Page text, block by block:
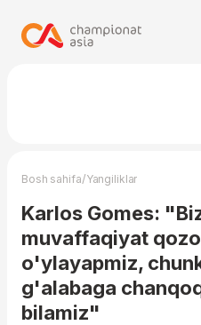
Bosh sahifa/Yangiliklar
Karlos Gomes:
muvaffaqiyat
o'ylayapmiz,
g'alabaga
bilamiz"